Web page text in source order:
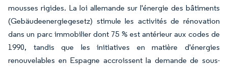
mousses rigides. La loi allemande sur l'énergie des bâtiments
(Gebäudeenergiegesetz) stimule les activités de rénovation
dans un parc immobilier dont 75 % est antérieur aux codes de
1990, tandis que les initiatives en matière d'énergies
renouvelables en Espagne accroissent la demande de sous-